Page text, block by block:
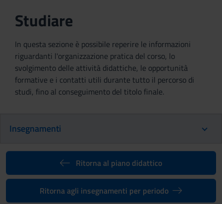
Studiare
In questa sezione è possibile reperire le informazioni
riguardanti l'organizzazione pratica del corso, lo
svolgimento delle attività didattiche, le opportunità
formative e i contatti utili durante tutto il percorso di
studi, fino al conseguimento del titolo finale.
Insegnamenti
Ritorna al piano didattico
Ritorna agli insegnamenti per periodo